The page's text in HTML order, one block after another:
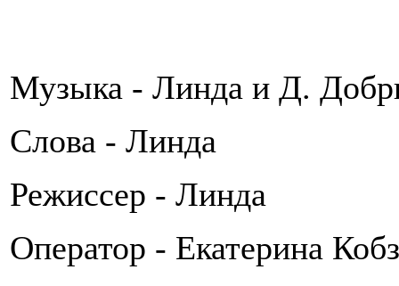
Музыка - Линда и Д.
Слова - Линда
Режиссер - Линда
Оператор - Екатерина